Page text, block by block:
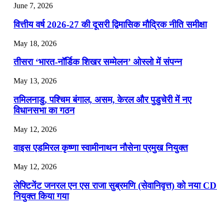
July 25, 2026
📝 डेली करेंट अफेयर्स: 22-24 जुलाई 2026
July 22, 2026
📝 डेली करेंट अफेयर्स: 19-21 जुलाई 2026
July 19, 2026
📝 डेली करेंट अफेयर्स: 16-18 जुलाई 2026
June 7, 2026
वित्तीय वर्ष 2026-27 की दूसरी द्विमासिक मौद्रिक नीति समीक्षा
May 18, 2026
तीसरा ‘भारत-नॉर्डिक शिखर सम्मेलन’ ओस्लो में संपन्न
May 13, 2026
तमिलनाडु, पश्चिम बंगाल, असम, केरल और पुडुचेरी में नए
विधानसभा का गठन
May 12, 2026
वाइस एडमिरल कृष्णा स्वामीनाथन नौसेना प्रमुख नियुक्त
May 12, 2026
लेफ्टिनेंट जनरल एन एस राजा सुब्रमणि (सेवानिवृत्त) को नया
नियुक्त किया गया